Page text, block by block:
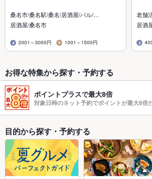
桑名市/桑名駅/桑名/居酒屋/バル/…
居酒屋/桑名市
2001～3000円 1001～1500円
老舗
居酒
お得な特集から探す・予約する
ポイントプラスで最大8倍
対象日時のネット予約でポイントが最大8倍
目的から探す・予約する